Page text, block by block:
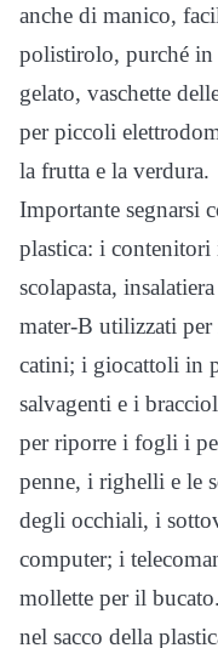
anche di manico,
polistirolo, purché in
gelato, vaschette
per piccoli
la frutta e la verdura.
Importante segnarsi
plastica: i contenitori
scolapasta,
mater-B utilizzati
catini; i giocattoli in
salvagenti e i
per riporre i fogli i
penne, i righelli e le
degli occhiali, i
computer; i
mollette per il
nel sacco della